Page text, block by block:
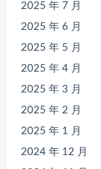
2025 年 7 月
2025 年 6 月
2025 年 5 月
2025 年 4 月
2025 年 3 月
2025 年 2 月
2025 年 1 月
2024 年 12 月